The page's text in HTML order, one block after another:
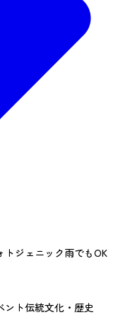
トジェニック雨でもOK
ント伝統文化・歴史